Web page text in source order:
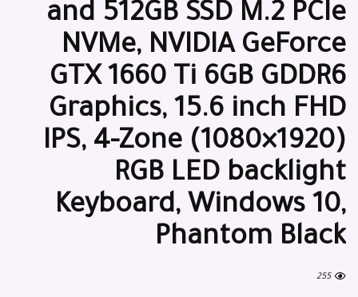
and 512GB SSD M.2 PCIe
NVMe, NVIDIA GeForce
GTX 1660 Ti 6GB GDDR6
Graphics, 15.6 inch FHD
‫(1920×1080) IPS, 4-Zone
RGB LED backlight
Keyboard, Windows 10,
Phantom Black
255